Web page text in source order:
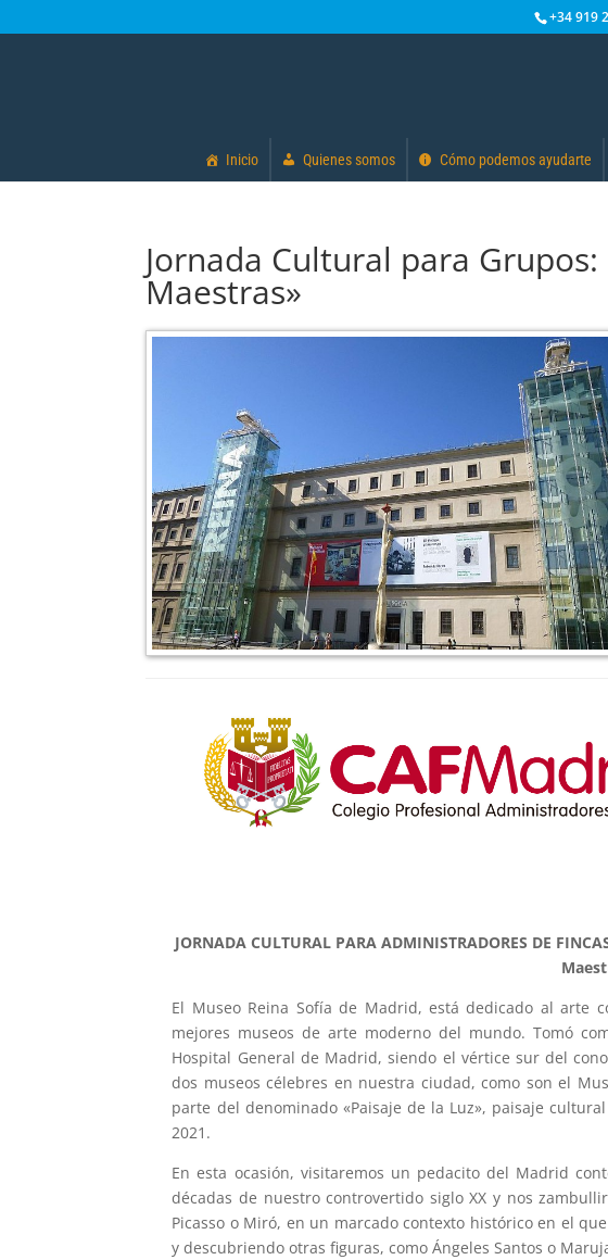
+34 919
Inicio Quienes somos Cómo podemos ayudarte
Jornada Cultural para
Maestras»
JORNADA CULTURAL PARA ADMINISTRADORES DE
El Museo Reina Sofía de Madrid, está dedicado al arte
mejores museos de arte moderno del mundo. Tomó
Hospital General de Madrid, siendo el vértice sur del
dos museos célebres en nuestra ciudad, como son el
parte del denominado «Paisaje de la Luz», paisaje
2021.
En esta ocasión, visitaremos un pedacito del Madrid
décadas de nuestro controvertido siglo XX y nos
Picasso o Miró, en un marcado contexto histórico en el
y descubriendo otras figuras, como Ángeles Santos o